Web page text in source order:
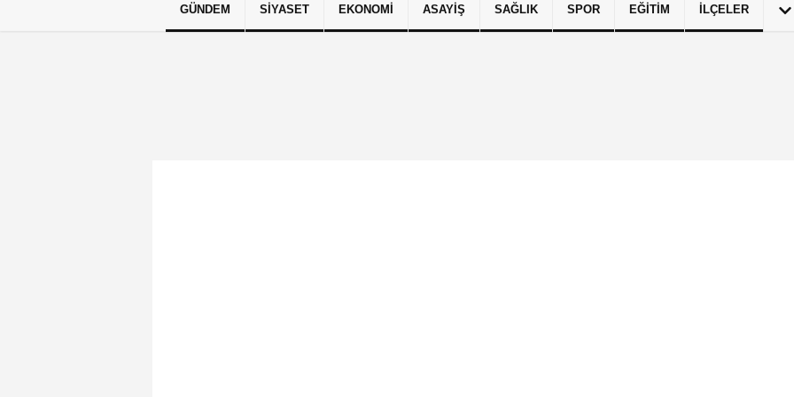
Künye İletişim Çerez Politikası Gizlilik İlkeleri
GÜNDEM SIYASET EKONOMI ASAYIŞ SAĞLIK SPOR EĞITIM İLÇELER